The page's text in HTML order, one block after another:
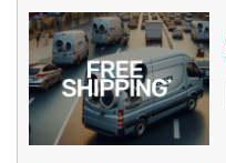
Power over Ethernet
Maximaler Blickwinkel
Veröffentlichungsdatum